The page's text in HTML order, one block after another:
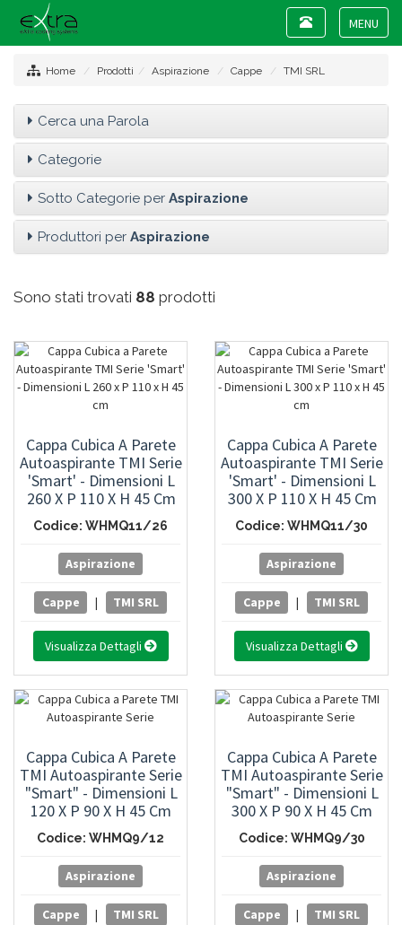
Toggle
Toggle
navigation
Home Prodotti Aspirazione Cappe TMI SRL
Cerca una Parola
Categorie
Sotto Categorie per Aspirazione
Produttori per Aspirazione
Sono stati trovati 88 prodotti
Cappa Cubica A Parete
Autoaspirante TMI Serie
'Smart' - Dimensioni L
260 X P 110 X H 45 Cm
Codice: WHMQ11/26
Aspirazione
Cappe | TMI SRL
Visualizza Dettagli
Cappa Cubica A Parete
Autoaspirante TMI Serie
'Smart' - Dimensioni L
300 X P 110 X H 45 Cm
Codice: WHMQ11/30
Aspirazione
Cappe | TMI SRL
Visualizza Dettagli
Cappa Cubica A Parete
TMI Autoaspirante Serie
"Smart" - Dimensioni L
120 X P 90 X H 45 Cm
Codice: WHMQ9/12
Aspirazione
Cappe | TMI SRL
Cappa Cubica A Parete
TMI Autoaspirante Serie
"Smart" - Dimensioni L
300 X P 90 X H 45 Cm
Codice: WHMQ9/30
Aspirazione
Cappe | TMI SRL